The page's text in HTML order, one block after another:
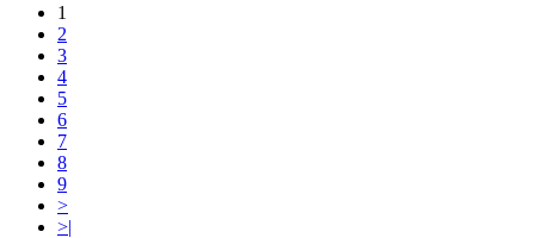
1
2
3
4
5
6
7
8
9
>
>|